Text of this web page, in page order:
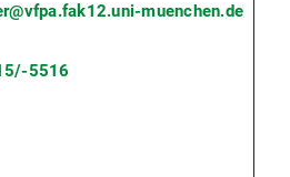
muenchen.de
5516